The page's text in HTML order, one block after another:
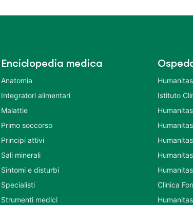
Enciclopedia medica
Anatomia
Integratori alimentari
Malattie
Primo soccorso
Principi attivi
Sali minerali
Sintomi e disturbi
Specialisti
Strumenti medici
Istituto
Clinica